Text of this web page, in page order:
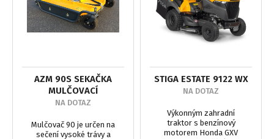
AZM 90S SEKAČKA
MULČOVACÍ
NA DOTAZ
Mulčovač 90 je určen na
sečení vysoké trávy a
STIGA ESTATE 9122 WX
NA DOTAZ
Výkonným zahradní
traktor s benzínový
motorem Honda GXV